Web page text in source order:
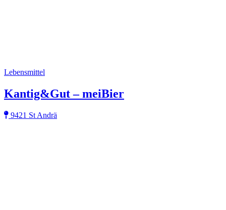
Lebensmittel
Kantig&Gut – meiBier
9421 St Andrä